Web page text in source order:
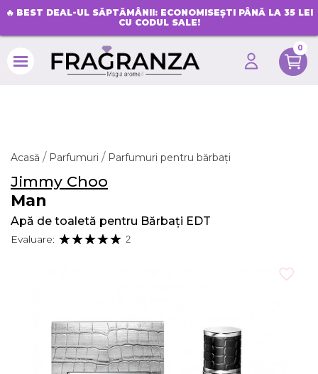
🔥 BEST DEAL-UL SĂPTĂMÂNII: ECONOMISEȘTI PÂNĂ LA 35 LEI
CU CODUL SALE!
0
Acasă Parfumuri Parfumuri pentru bărbați
Jimmy Choo
Man
Apă de toaletă pentru Bărbați EDT
Evaluare: 2